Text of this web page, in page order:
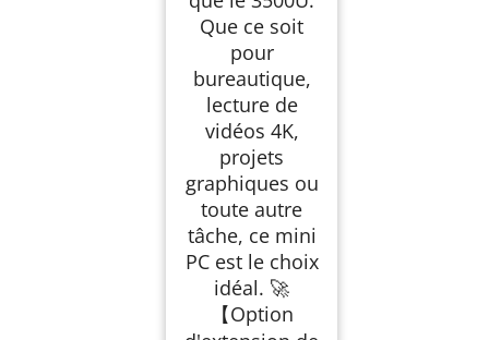
Que ce soit
pour
bureautique,
lecture de
vidéos 4K,
projets
graphiques ou
toute autre
tâche, ce mini
PC est le choix
idéal. 🚀
【Option